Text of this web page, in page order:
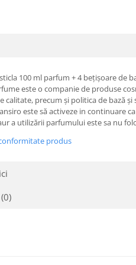
100 ml parfum + 4 bețișoare de
este o companie de produse
calitate, precum și politica de bază
este să activeze in continuare
a utilizării parfumului este sa nu
produs
(0)